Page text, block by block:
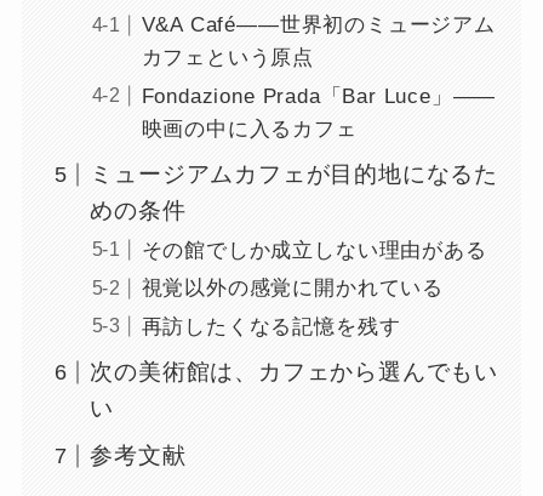
V&A Café――世界初のミュージアム
カフェという原点
Fondazione Prada「Bar Luce」――
映画の中に入るカフェ
ミュージアムカフェが目的地になるた
めの条件
その館でしか成立しない理由がある
視覚以外の感覚に開かれている
再訪したくなる記憶を残す
次の美術館は、カフェから選んでもい
い
参考文献